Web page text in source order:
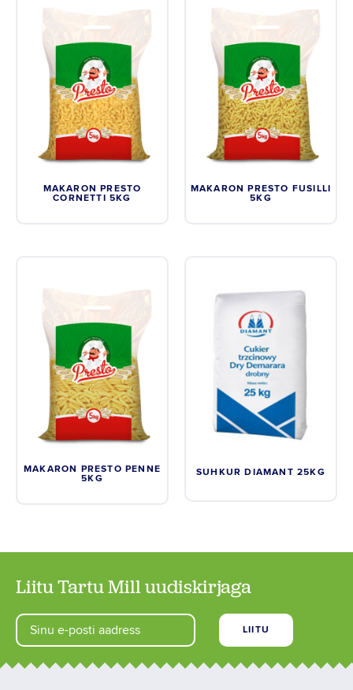
MAKARON PRESTO
CORNETTI 5KG
MAKARON PRESTO FUSILLI
5KG
MAKARON PRESTO PENNE
5KG
SUHKUR DIAMANT 25KG
Liitu Tartu Mill uudiskirjaga